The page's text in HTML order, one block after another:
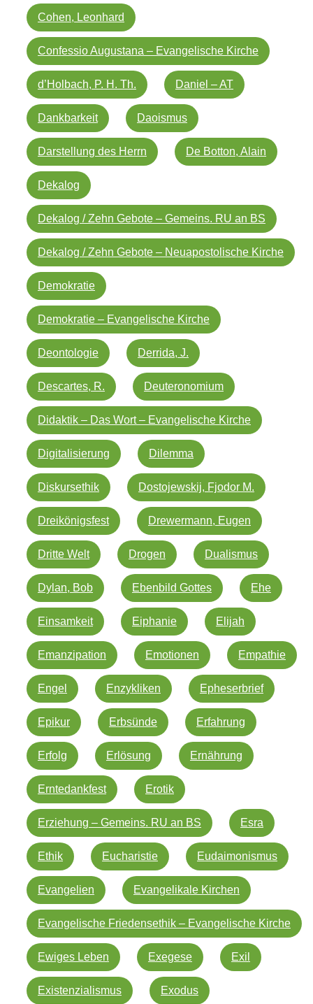
Cohen, Leonhard
Confessio Augustana – Evangelische Kirche
d’Holbach, P. H. Th. Daniel – AT
Dankbarkeit Daoismus
Darstellung des Herrn De Botton, Alain
Dekalog
Dekalog / Zehn Gebote – Gemeins. RU an BS
Dekalog / Zehn Gebote – Neuapostolische Kirche
Demokratie
Demokratie – Evangelische Kirche
Deontologie Derrida, J.
Descartes, R. Deuteronomium
Didaktik – Das Wort – Evangelische Kirche
Digitalisierung Dilemma
Diskursethik Dostojewskij, Fjodor M.
Dreikönigsfest Drewermann, Eugen
Dritte Welt Drogen Dualismus
Dylan, Bob Ebenbild Gottes Ehe
Einsamkeit Eiphanie Elijah
Emanzipation Emotionen Empathie
Engel Enzykliken Epheserbrief
Epikur Erbsünde Erfahrung
Erfolg Erlösung Ernährung
Erntedankfest Erotik
Erziehung – Gemeins. RU an BS Esra
Ethik Eucharistie Eudaimonismus
Evangelien Evangelikale Kirchen
Evangelische Friedensethik – Evangelische Kirche
Ewiges Leben Exegese Exil
Existenzialismus Exodus